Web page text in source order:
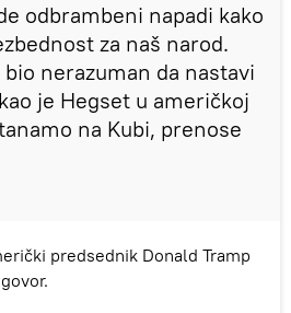
odbrambeni napadi kako
za naš narod.
nerazuman da nastavi
je Hegset u američkoj
na Kubi, prenose
predsednik Donald Tramp